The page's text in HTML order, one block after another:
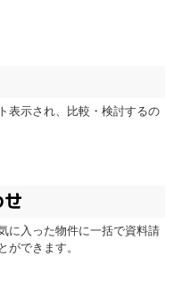
表示され、比較・検討するの
に入った物件に一括で資料請
ができます。